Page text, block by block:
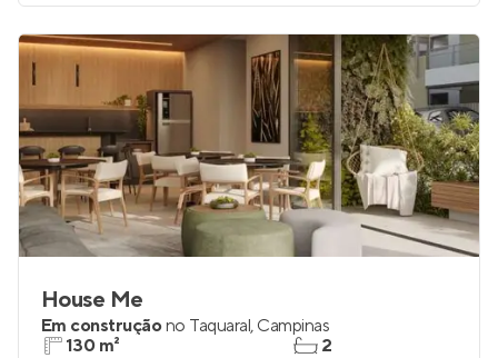
House Me
Em construçãono Taquaral, Campinas
130 m²
2